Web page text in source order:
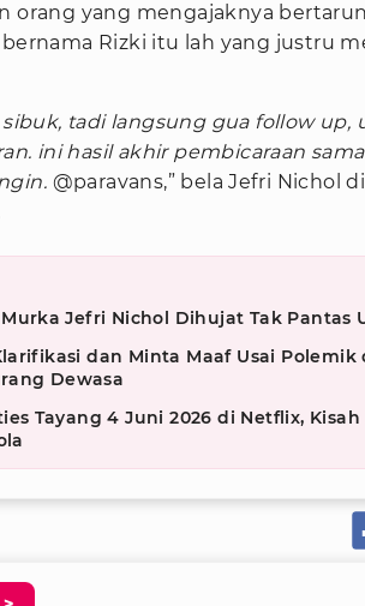
orang yang mengajaknya
Rizki itu lah yang justru
tadi langsung gua follow up,
ini hasil akhir pembicaraan
@paravans,” bela Jefri Nichol
Jefri Nichol Dihujat Tak Pantas
dan Minta Maaf Usai Polemik
Dewasa
Tayang 4 Juni 2026 di Netflix,